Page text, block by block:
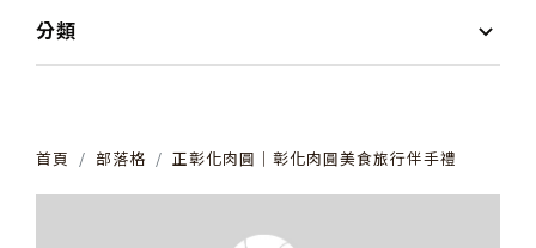
小旅行及主題導覽
其他活動
分類
首頁 部落格 正彰化肉圓│彰化肉圓美食旅行伴手禮